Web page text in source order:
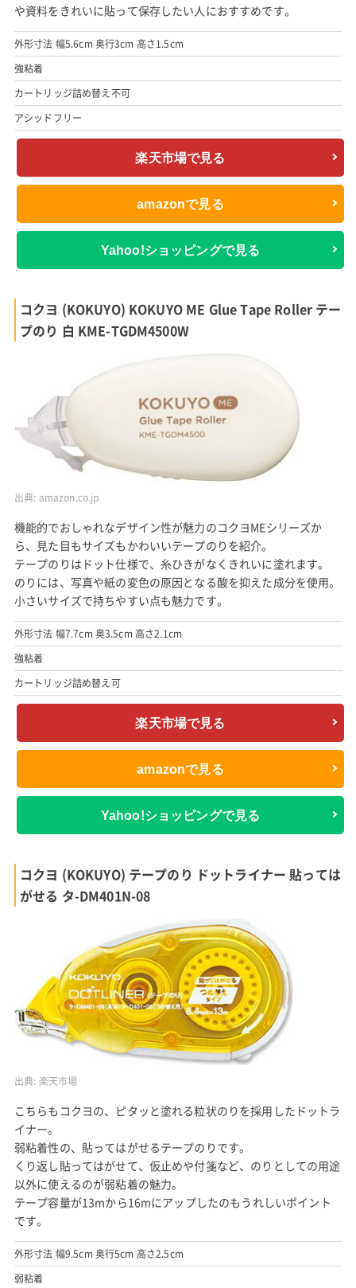
や資料をきれいに貼って保存したい人におすすめです。
外形寸法 幅5.6cm 奥行3cm 高さ1.5cm
強粘着
カートリッジ詰め替え不可
アシッドフリー
楽天市場で見る
amazonで見る
Yahoo!ショッピングで見る
コクヨ (KOKUYO) KOKUYO ME Glue Tape Roller テー
プのり 白 KME-TGDM4500W
出典: amazon.co.jp
機能的でおしゃれなデザイン性が魅力のコクヨMEシリーズか
ら、見た目もサイズもかわいいテープのりを紹介。
テープのりはドット仕様で、糸ひきがなくきれいに塗れます。
のりには、写真や紙の変色の原因となる酸を抑えた成分を使用。
小さいサイズで持ちやすい点も魅力です。
外形寸法 幅7.7cm 奥3.5cm 高さ2.1cm
強粘着
カートリッジ詰め替え可
楽天市場で見る
amazonで見る
Yahoo!ショッピングで見る
コクヨ (KOKUYO) テープのり ドットライナー 貼っては
がせる タ-DM401N-08
出典: 楽天市場
こちらもコクヨの、ピタッと塗れる粒状のりを採用したドットラ
イナー。
弱粘着性の、貼ってはがせるテープのりです。
くり返し貼ってはがせて、仮止めや付箋など、のりとしての用途
以外に使えるのが弱粘着の魅力。
テープ容量が13mから16mにアップしたのもうれしいポイント
です。
外形寸法 幅9.5cm 奥行5cm 高さ2.5cm
弱粘着